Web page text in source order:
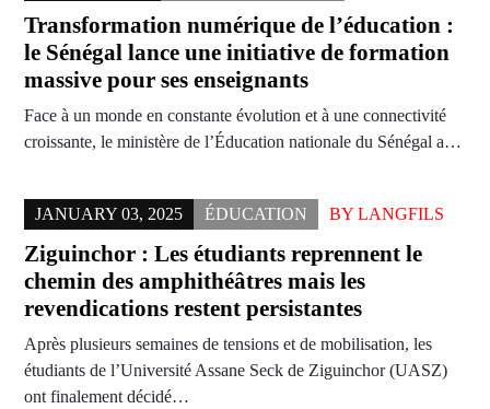
Transformation numérique de l’éducation :
le Sénégal lance une initiative de formation
massive pour ses enseignants
Face à un monde en constante évolution et à une connectivité
croissante, le ministère de l’Éducation nationale du Sénégal a…
JANUARY 03, 2025 ÉDUCATION BY LANGFILS
Ziguinchor : Les étudiants reprennent le
chemin des amphithéâtres mais les
revendications restent persistantes
Après plusieurs semaines de tensions et de mobilisation, les
étudiants de l’Université Assane Seck de Ziguinchor (UASZ)
ont finalement décidé…